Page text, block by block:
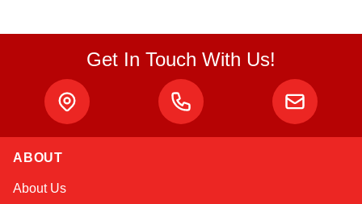
Get In Touch With Us!
ABOUT
About Us